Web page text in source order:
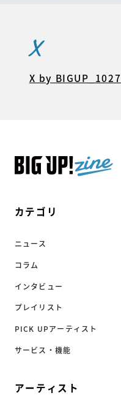
カテゴリ
ニュース
コラム
インタビュー
プレイリスト
PICK UPアーティスト
サービス・機能
アーティスト
X
X by BIGUP_1027